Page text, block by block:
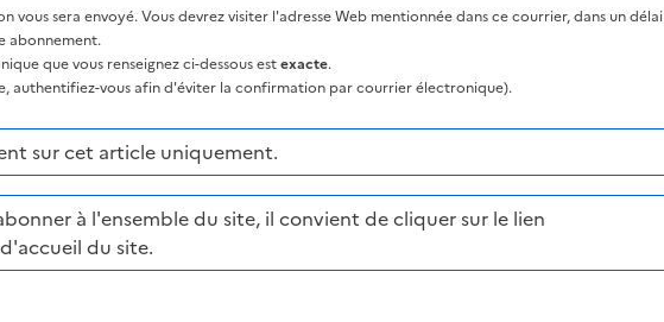
sera envoyé. Vous devrez visiter l'adresse Web mentionnée dans ce courrier, dans un délai
abonnement.
que vous renseignez ci-dessous estexacte.
authentifiez-vous afin d'éviter la confirmation par courrier électronique).
sur cet article uniquement.
à l'ensemble du site, il convient de cliquer sur le lien
du site.